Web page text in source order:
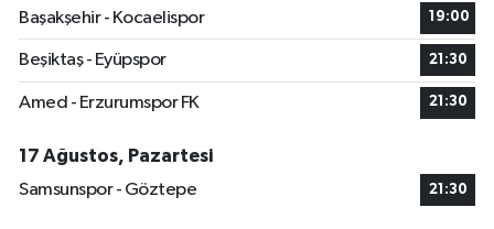
Başakşehir - Kocaelispor
19:00
Beşiktaş - Eyüpspor 21:30
Amed - Erzurumspor FK 21:30
17 Ağustos, Pazartesi
Samsunspor - Göztepe
21:30